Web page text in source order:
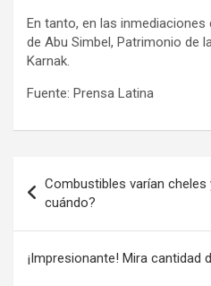
En tanto, en las
de Abu Simbel, Patrimonio de
Karnak.
Fuente: Prensa Latina
de
entradas
Combustibles varían cheles
cuándo?
¡Impresionante! Mira cantidad